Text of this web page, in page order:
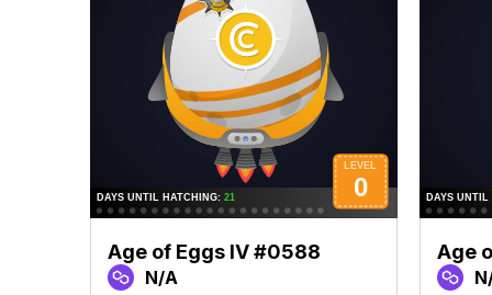
Age of Eggs IV #0588
N/A
Age